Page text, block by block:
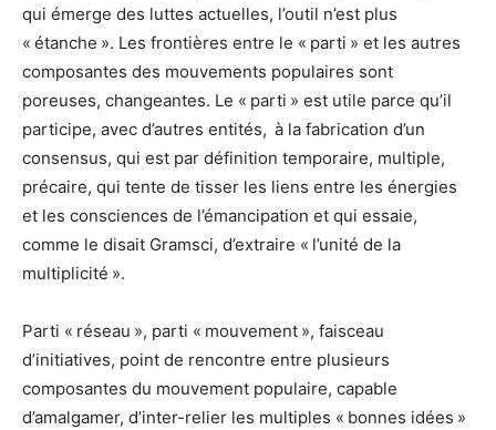
qui émerge des luttes actuelles, l’outil n’est plus
« étanche ». Les frontières entre le « parti » et les autres
composantes des mouvements populaires sont
poreuses, changeantes. Le « parti » est utile parce qu’il
participe, avec d’autres entités, à la fabrication d’un
consensus, qui est par définition temporaire, multiple,
précaire, qui tente de tisser les liens entre les énergies
et les consciences de l’émancipation et qui essaie,
comme le disait Gramsci, d’extraire « l’unité de la
multiplicité ».
Parti « réseau », parti « mouvement », faisceau
d’initiatives, point de rencontre entre plusieurs
composantes du mouvement populaire, capable
d’amalgamer, d’inter-relier les multiples « bonnes idées »